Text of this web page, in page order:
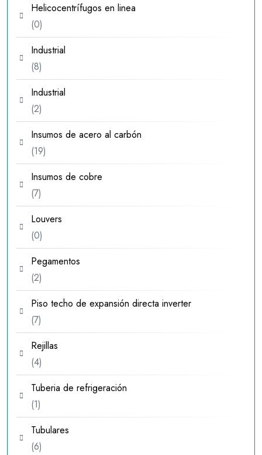
Helicocentrífugos en linea
00
productos
Industrial
88
productos
Industrial
22
productos
Insumos de acero al carbón
1919
productos
Insumos de cobre
77
productos
Louvers
00
productos
Pegamentos
22
productos
Piso techo de expansión directa inverter
77
productos
Rejillas
44
productos
Tuberia de refrigeración
11
producto
Tubulares
66